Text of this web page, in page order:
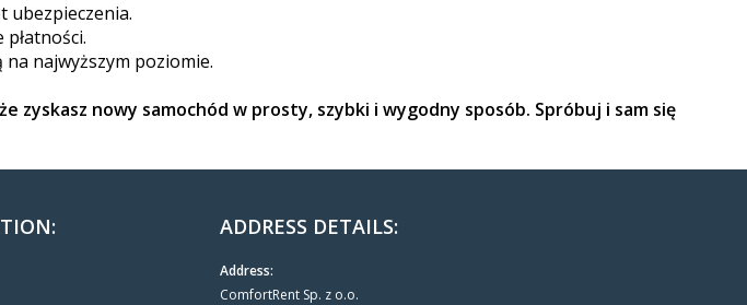
ubezpieczenia.
na najwyższym poziomie.
zyskasz nowy samochód w prosty, szybki i wygodny sposób. Spróbuj i sam się
ADDRESS DETAILS:
Address:
ComfortRent Sp. z o.o.